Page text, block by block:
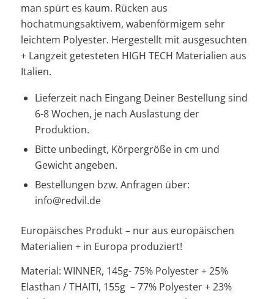
man spürt es kaum. Rücken aus
hochatmungsaktivem, wabenförmigem sehr
leichtem Polyester. Hergestellt mit ausgesuchten
+ Langzeit getesteten HIGH TECH Materialien aus
Italien.
Lieferzeit nach Eingang Deiner Bestellung sind
6-8 Wochen, je nach Auslastung der
Produktion.
Bitte unbedingt, Körpergröße in cm und
Gewicht angeben.
Bestellungen bzw. Anfragen über:
info@redvil.de
Europäisches Produkt – nur aus europäischen
Materialien + in Europa produziert!
Material: WINNER, 145g- 75% Polyester + 25%
Elasthan / THAITI, 155g – 77% Polyester + 23%